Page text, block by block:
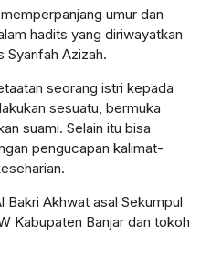
umur dan
hadits yang diriwayatkan
Syarifah Azizah.
seorang istri kepada
sesuatu, bermuka
suami. Selain itu bisa
pengucapan kalimat-
Bakri Akhwat asal Sekumpul
Kabupaten Banjar dan tokoh